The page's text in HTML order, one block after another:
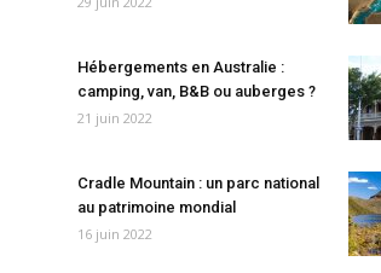
Hébergements en Australie :
camping, van, B&B ou auberges ?
21 juin 2022
Cradle Mountain : un parc national
au patrimoine mondial
16 juin 2022